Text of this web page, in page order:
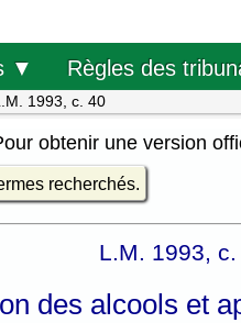
▼ Règles des
1993, c. 40
obtenir une version
recherchés.
L.M. 1993, c.
des alcools et